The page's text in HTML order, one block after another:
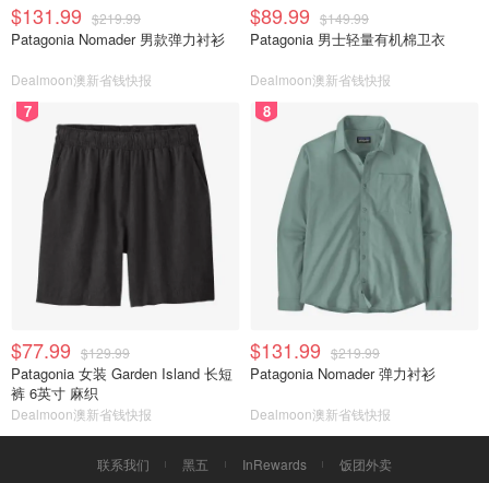
$131.99 $219.99
Patagonia Nomader 男款弹力衬衫
Dealmoon澳新省钱快报
$89.99 $149.99
Patagonia 男士轻量有机棉卫衣
Dealmoon澳新省钱快报
7
$77.99 $129.99
Patagonia 女装 Garden Island 长短
裤 6英寸 麻织
Dealmoon澳新省钱快报
8
$131.99 $219.99
Patagonia Nomader 弹力衬衫
Dealmoon澳新省钱快报
联系我们 黑五 InRewards
饭团外卖